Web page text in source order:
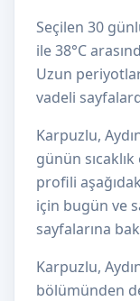
Seçilen 30
ile 38°C
Uzun periyotlar
vadeli
Karpuzlu,
günün
profili
için bugün ve
sayfalarına
Karpuzlu,
bölümünden